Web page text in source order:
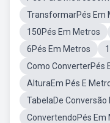
TransformarPés Em
150Pés Em Metros
6Pés Em Metros
Como ConverterPés
AlturaEm Pés E
TabelaDe Conversão
ConvertendoPés Em